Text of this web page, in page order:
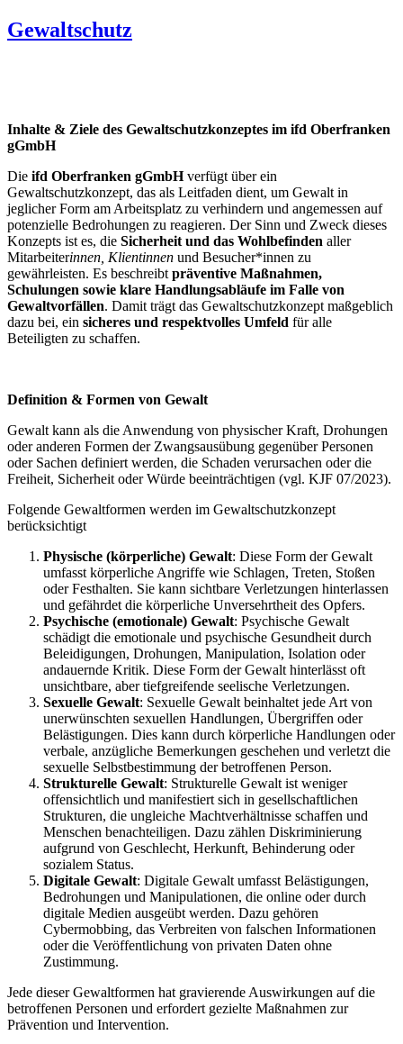
Gewaltschutz
Inhalte & Ziele des Gewaltschutzkonzeptes im ifd Oberfranken
gGmbH
Die ifd Oberfranken gGmbHverfügt über ein
Gewaltschutzkonzept, das als Leitfaden dient, um Gewalt in
jeglicher Form am Arbeitsplatz zu verhindern und angemessen auf
potenzielle Bedrohungen zu reagieren. Der Sinn und Zweck dieses
Konzepts ist es, die Sicherheit und das Wohlbefinden aller
Mitarbeiterinnen, Klientinnen und Besucher*innen zu
gewährleisten. Es beschreibt präventive Maßnahmen,
Schulungen sowie klare Handlungsabläufe im Falle von
Gewaltvorfällen. Damit trägt das Gewaltschutzkonzept maßgeblich
dazu bei, ein sicheres und respektvolles Umfeld für alle
Beteiligten zu schaffen.
Definition & Formen von Gewalt
Gewalt kann als die Anwendung von physischer Kraft, Drohungen
oder anderen Formen der Zwangsausübung gegenüber Personen
oder Sachen definiert werden, die Schaden verursachen oder die
Freiheit, Sicherheit oder Würde beeinträchtigen (vgl. KJF 07/2023).
Folgende Gewaltformen werden im Gewaltschutzkonzept
berücksichtigt
Physische (körperliche) Gewalt: Diese Form der Gewalt
umfasst körperliche Angriffe wie Schlagen, Treten, Stoßen
oder Festhalten. Sie kann sichtbare Verletzungen hinterlassen
und gefährdet die körperliche Unversehrtheit des Opfers.
Psychische (emotionale) Gewalt: Psychische Gewalt
schädigt die emotionale und psychische Gesundheit durch
Beleidigungen, Drohungen, Manipulation, Isolation oder
andauernde Kritik. Diese Form der Gewalt hinterlässt oft
unsichtbare, aber tiefgreifende seelische Verletzungen.
Sexuelle Gewalt: Sexuelle Gewalt beinhaltet jede Art von
unerwünschten sexuellen Handlungen, Übergriffen oder
Belästigungen. Dies kann durch körperliche Handlungen oder
verbale, anzügliche Bemerkungen geschehen und verletzt die
sexuelle Selbstbestimmung der betroffenen Person.
Strukturelle Gewalt: Strukturelle Gewalt ist weniger
offensichtlich und manifestiert sich in gesellschaftlichen
Strukturen, die ungleiche Machtverhältnisse schaffen und
Menschen benachteiligen. Dazu zählen Diskriminierung
aufgrund von Geschlecht, Herkunft, Behinderung oder
sozialem Status.
Digitale Gewalt: Digitale Gewalt umfasst Belästigungen,
Bedrohungen und Manipulationen, die online oder durch
digitale Medien ausgeübt werden. Dazu gehören
Cybermobbing, das Verbreiten von falschen Informationen
oder die Veröffentlichung von privaten Daten ohne
Zustimmung.
Jede dieser Gewaltformen hat gravierende Auswirkungen auf die
betroffenen Personen und erfordert gezielte Maßnahmen zur
Prävention und Intervention.